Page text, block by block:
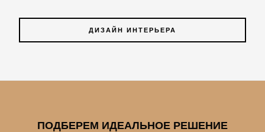
ДИЗАЙН ИНТЕРЬЕРА
ПОДБЕРЕМ ИДЕАЛЬНОЕ РЕШЕНИЕ